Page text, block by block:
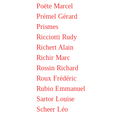
Poëte Marcel
Prémel Gérard
Prismes
Ricciotti Rudy
Richert Alain
Richir Marc
Rossin Richard
Roux Frédéric
Rubio Emmanuel
Sartor Louise
Scheer Léo